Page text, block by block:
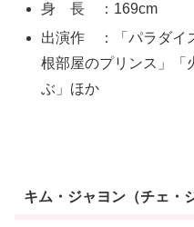
身 長 ：169cm
出演作 ：「パラダイ
根部屋のプリンス」「
ぶ」ほか
キム・ジャヨン（チェ・